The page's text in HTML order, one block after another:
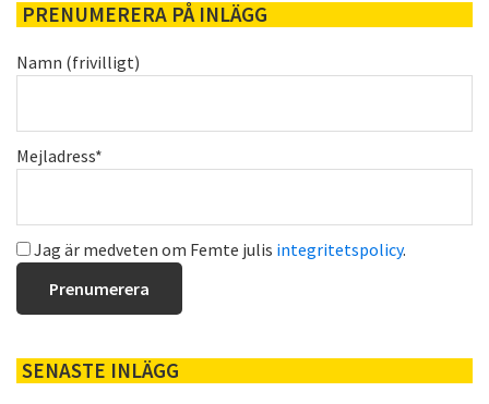
PRENUMERERA PÅ INLÄGG
Namn (frivilligt)
Mejladress*
Jag är medveten om Femte julis integritetspolicy.
SENASTE INLÄGG